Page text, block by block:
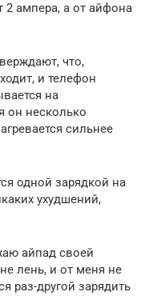
2 ампера, а от айфона
что,
и телефон
на
он несколько
сильнее
одной зарядкой на
ухудшений,
айпад своей
лень, и от меня не
раз-другой зарядить